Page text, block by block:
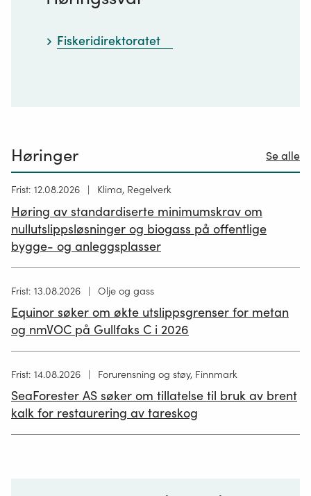
Fiskeridirektoratet
Høringer Se alle
Høring
12.05.2026
Frist: 12.08.2026 Klima, Regelverk
Høring av standardiserte minimumskrav om
nullutslippsløsninger og biogass på offentlige
bygge- og anleggsplasser
Høring
02.07.2026
Frist: 13.08.2026 Olje og gass
Equinor søker om økte utslippsgrenser for metan
og nmVOC på Gullfaks C i 2026
Høring
publisert
19.06.2026
Frist: 14.08.2026 Forurensning og støy, Finnmark
SeaForester AS søker om tillatelse til bruk av brent
kalk for restaurering av tareskog